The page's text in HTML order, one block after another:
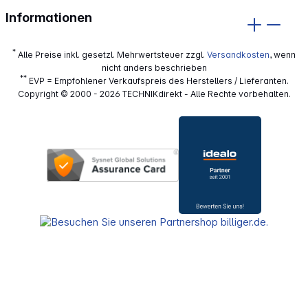
Informationen
* Alle Preise inkl. gesetzl. Mehrwertsteuer zzgl. Versandkosten, wenn
nicht anders beschrieben
**EVP = Empfohlener Verkaufspreis des Herstellers / Lieferanten.
Copyright © 2000 - 2026 TECHNIKdirekt - Alle Rechte vorbehalten.